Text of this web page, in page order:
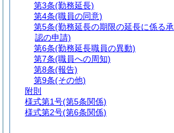
第3条(勤務延長)
第4条(職員の同意)
第5条(勤務延長の期限の延長に係る承
認の申請)
第6条(勤務延長職員の異動)
第7条(職員への周知)
第8条(報告)
第9条(その他)
附則
様式第1号(第5条関係)
様式第2号(第6条関係)